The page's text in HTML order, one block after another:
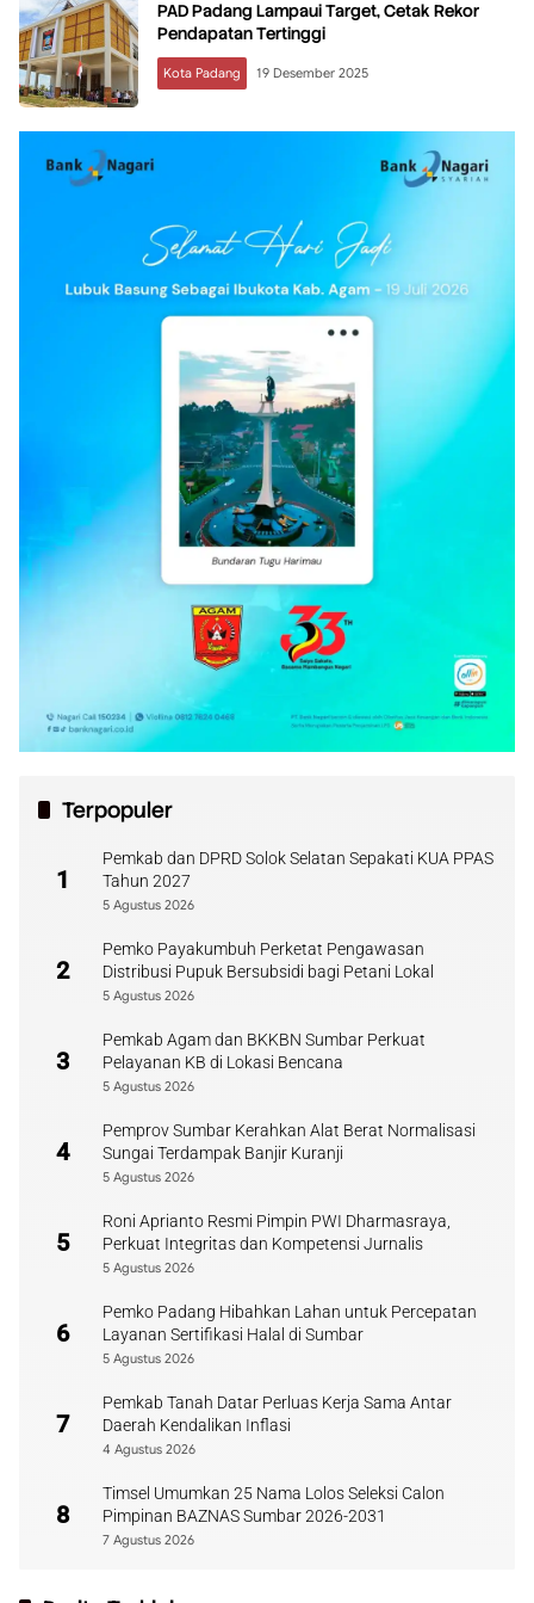
PAD Padang Lampaui Target, Cetak Rekor
Pendapatan Tertinggi
Kota Padang 19 Desember 2025
Terpopuler
1
Pemkab dan DPRD Solok Selatan Sepakati KUA PPAS
Tahun 2027
5 Agustus 2026
2
Pemko Payakumbuh Perketat Pengawasan
Distribusi Pupuk Bersubsidi bagi Petani Lokal
5 Agustus 2026
3
Pemkab Agam dan BKKBN Sumbar Perkuat
Pelayanan KB di Lokasi Bencana
5 Agustus 2026
4
Pemprov Sumbar Kerahkan Alat Berat Normalisasi
Sungai Terdampak Banjir Kuranji
5 Agustus 2026
5
Roni Aprianto Resmi Pimpin PWI Dharmasraya,
Perkuat Integritas dan Kompetensi Jurnalis
5 Agustus 2026
6
Pemko Padang Hibahkan Lahan untuk Percepatan
Layanan Sertifikasi Halal di Sumbar
5 Agustus 2026
7
Pemkab Tanah Datar Perluas Kerja Sama Antar
Daerah Kendalikan Inflasi
4 Agustus 2026
8
Timsel Umumkan 25 Nama Lolos Seleksi Calon
Pimpinan BAZNAS Sumbar 2026-2031
7 Agustus 2026